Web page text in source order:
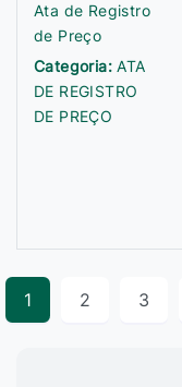
Ata de Registro
de Preço
Categoria:ATA
DE REGISTRO
DE PREÇO
1 2 3